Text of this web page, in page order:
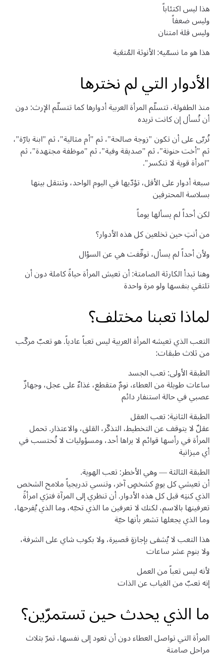
هذا ليس اكتئاباً
وليس ضعفاً
وليس قلة امتنان
هذا هو ما نسمّيه: الأنوثة المُتعَبة
الأدوار التي لم نخترها
منذ الطفولة، تتسلّم المرأة العربية أدوارها كما تتسلّم الإرث: دون
أن تُسأل إن كانت تريده
تُربّى على أن تكون "زوجة صالحة"، ثم "أم مثالية"، ثم "ابنة بارّة"،
ثم "أخت حنونة"، ثم "صديقة وفية"، ثم "موظفة مجتهدة"، ثم
"امرأة قوية لا تنكسر".
سبعة أدوار على الأقل، تؤدّيها في اليوم الواحد، وتنتقل بينها
بسلاسة المحترفين
لكن أحداً لم يسألها يوماً
من أنتِ حين تخلعين كل هذه الأدوار؟
ولأن أحداً لم يسأل، توقّفت هي عن السؤال
وهنا تبدأ الكارثة الصامتة: أن تعيش المرأة حياةً كاملة دون أن
تلتقي بنفسها ولو مرة واحدة
لماذا تعبنا مختلف؟
التعب الذي تعيشه المرأة العربية ليس تعباً عادياً. هو تعبٌ مركّب
من ثلاث طبقات:
الطبقة الأولى: تعب الجسد
ساعات طويلة من العطاء، نومٌ متقطع، غذاءٌ على عجل، وجهازٌ
عصبي في حالة استنفار دائم
الطبقة الثانية: تعب العقل
عقلٌ لا يتوقف عن التخطيط، التذكّر، القلق، والاعتذار. تحمل
المرأة في رأسها قوائم لا يراها أحد، ومسؤوليات لا تُحتسب في
أي ميزانية
الطبقة الثالثة — وهي الأخطر: تعب الهوية.
أن تعيشي كل يومٍ كشخصٍ آخر، وتنسي تدريجياً ملامح الشخص
الذي كنتِه قبل كل هذه الأدوار. أن تنظري إلى المرآة فترَي امرأةً
تعرفينها بالاسم، لكنك لا تعرفين ما الذي تحبّه، وما الذي يُفرحها،
وما الذي يجعلها تشعر بأنها حيّة
هذا التعب لا يُشفى بإجازةٍ قصيرة، ولا بكوب شاي على الشرفة،
ولا بنوم عشر ساعات
لأنه ليس تعباً من العمل
إنه تعبٌ من الغياب عن الذات
ما الذي يحدث حين تستمرّين؟
المرأة التي تواصل العطاء دون أن تعود إلى نفسها، تمرّ بثلاث
مراحل صامتة